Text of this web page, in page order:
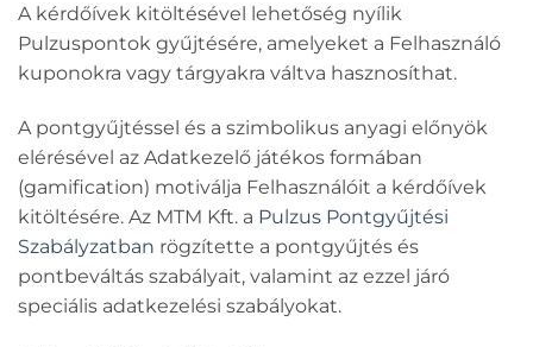
A kérdőívek kitöltésével lehetőség nyílik
Pulzuspontok gyűjtésére, amelyeket a Felhasználó
kuponokra vagy tárgyakra váltva hasznosíthat.
A pontgyűjtéssel és a szimbolikus anyagi előnyök
elérésével az Adatkezelő játékos formában
(gamification) motiválja Felhasználóit a kérdőívek
kitöltésére. Az MTM Kft. a Pulzus Pontgyűjtési
Szabályzatban rögzítette a pontgyűjtés és
pontbeváltás szabályait, valamint az ezzel járó
speciális adatkezelési szabályokat.